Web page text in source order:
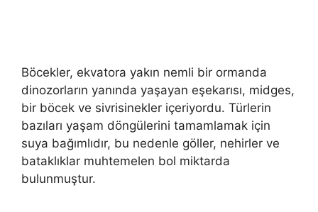
Böcekler, ekvatora yakın nemli bir ormanda
dinozorların yanında yaşayan eşekarısı, midges,
bir böcek ve sivrisinekler içeriyordu. Türlerin
bazıları yaşam döngülerini tamamlamak için
suya bağımlıdır, bu nedenle göller, nehirler ve
bataklıklar muhtemelen bol miktarda
bulunmuştur.